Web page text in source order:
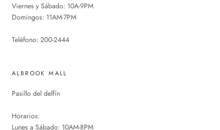
Viernes y Sábado: 10A-9PM
Domingos: 11AM-7PM
Teléfono: 200-2444
ALBROOK MALL
Pasillo del delfín
Horarios:
Lunes a Sábado: 10AM-8PM